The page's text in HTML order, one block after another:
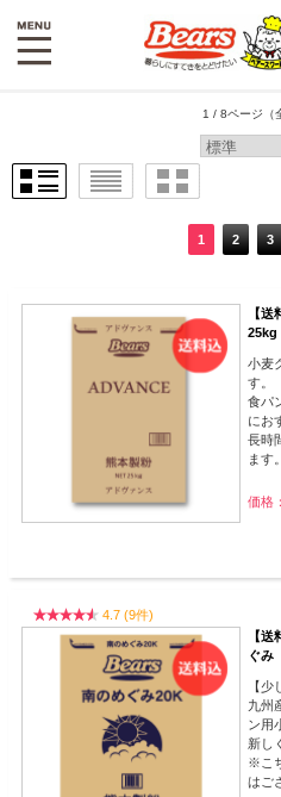
1 / 8ページ （
1 2 3
【
小麦
す。
食パ
にお
長時
ます。
価格
4.7 (9件)
【
ぐ
【
九州
ン用
新し
※こ
はご